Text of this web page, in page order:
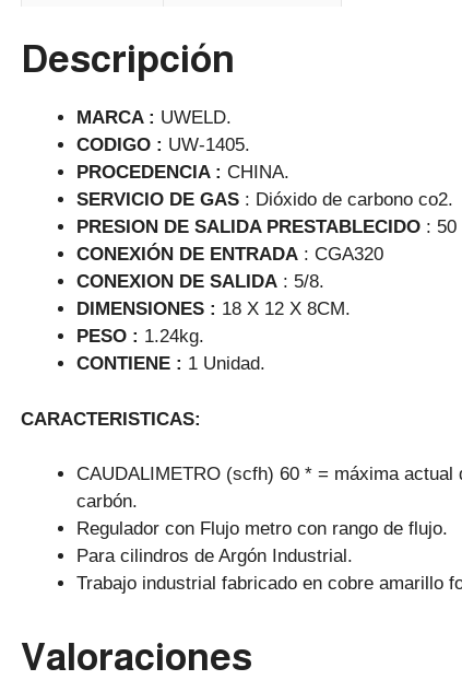
Descripción
MARCA : UWELD.
CODIGO : UW-1405.
PROCEDENCIA : CHINA.
SERVICIO DE GAS : Dióxido de carbono co2.
PRESION DE SALIDA PRESTABLECIDO : 50
CONEXIÓN DE ENTRADA : CGA320
CONEXION DE SALIDA : 5/8.
DIMENSIONES : 18 X 12 X 8CM.
PESO : 1.24kg.
CONTIENE : 1 Unidad.
CARACTERISTICAS:
CAUDALIMETRO (scfh) 60 * = máxima
carbón.
Regulador con Flujo metro con rango de flujo.
Para cilindros de Argón Industrial.
Trabajo industrial fabricado en cobre amarillo
Valoraciones